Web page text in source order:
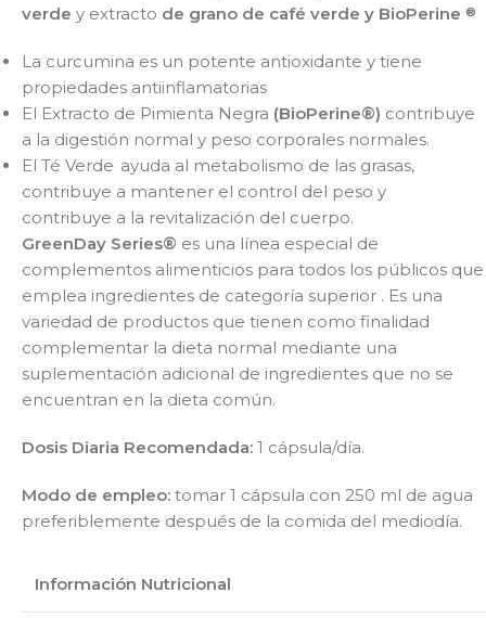
verde y extracto de grano de café verde y BioPerine ®
La curcumina es un potente antioxidante y tiene
propiedades antiinflamatorias
El Extracto de Pimienta Negra (BioPerine®) contribuye
a la digestión normal y peso corporales normales.
El Té Verde ayuda al metabolismo de las grasas,
contribuye a mantener el control del peso y
contribuye a la revitalización del cuerpo.
GreenDay Series® es una línea especial de
complementos alimenticios para todos los públicos que
emplea ingredientes de categoría superior . Es una
variedad de productos que tienen como finalidad
complementar la dieta normal mediante una
suplementación adicional de ingredientes que no se
encuentran en la dieta común.
Dosis Diaria Recomendada: 1 cápsula/día.
Modo de empleo: tomar 1 cápsula con 250 ml de agua
preferiblemente después de la comida del mediodía.
Información Nutricional